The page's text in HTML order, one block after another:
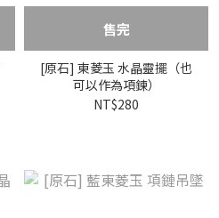
售完
[原石] 東菱玉 水晶靈擺（也
可以作為項鍊）
NT$280